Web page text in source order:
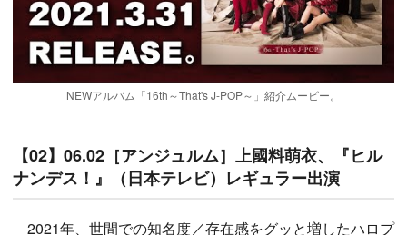
NEWアルバム「16th～That's J-POP～」紹介ムービー。
【02】06.02［アンジュルム］上國料萌衣、『ヒル
ナンデス！』（日本テレビ）レギュラー出演
2021年、世間での知名度／存在感をグッと増したハロプ